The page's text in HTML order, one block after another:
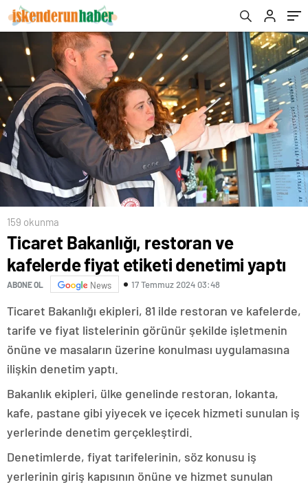
159 okunma
Ticaret Bakanlığı, restoran ve
kafelerde fiyat etiketi denetimi yaptı
ABONE OL News 17 Temmuz 2024 03:48
Ticaret Bakanlığı ekipleri, 81 ilde restoran ve kafelerde,
tarife ve fiyat listelerinin görünür şekilde işletmenin
önüne ve masaların üzerine konulması uygulamasına
ilişkin denetim yaptı.
Bakanlık ekipleri, ülke genelinde restoran, lokanta,
kafe, pastane gibi yiyecek ve içecek hizmeti sunulan iş
yerlerinde denetim gerçekleştirdi.
Denetimlerde, fiyat tarifelerinin, söz konusu iş
yerlerinin giriş kapısının önüne ve hizmet sunulan